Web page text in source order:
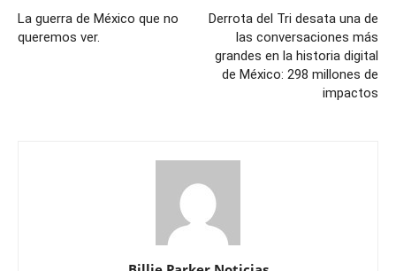
La guerra de México que no
queremos ver.
Derrota del Tri desata una de
las conversaciones más
grandes en la historia digital
de México: 298 millones de
impactos